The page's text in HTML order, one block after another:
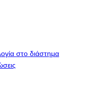
στο διάστημα